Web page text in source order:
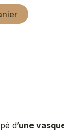
d’une